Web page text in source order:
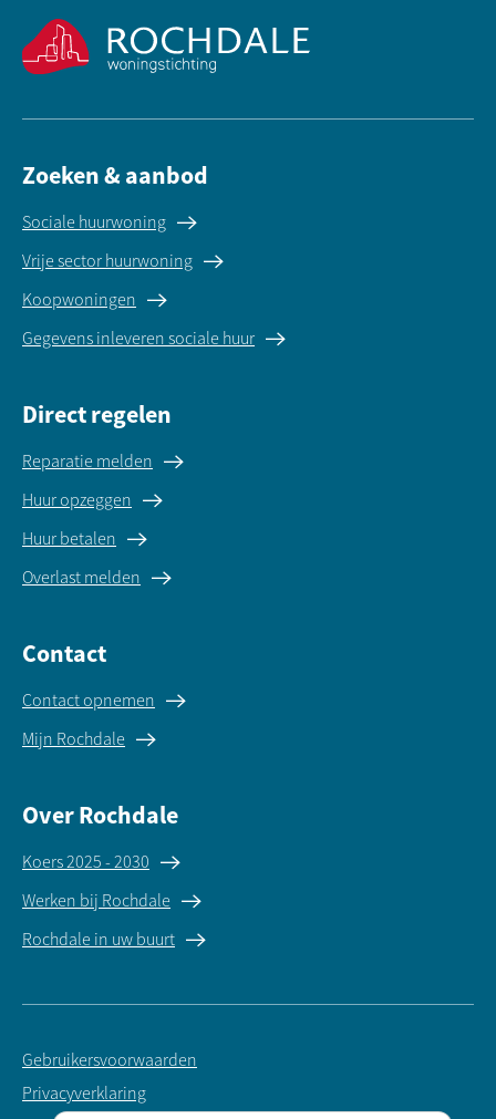
Zoeken & aanbod
Sociale huurwoning
Vrije sector huurwoning
Koopwoningen
Gegevens inleveren sociale huur
Direct regelen
Reparatie melden
Huur opzeggen
Huur betalen
Overlast melden
Contact
Contact opnemen
Mijn Rochdale
Over Rochdale
Koers 2025 - 2030
Werken bij Rochdale
Rochdale in uw buurt
Gebruikersvoorwaarden
Privacyverklaring